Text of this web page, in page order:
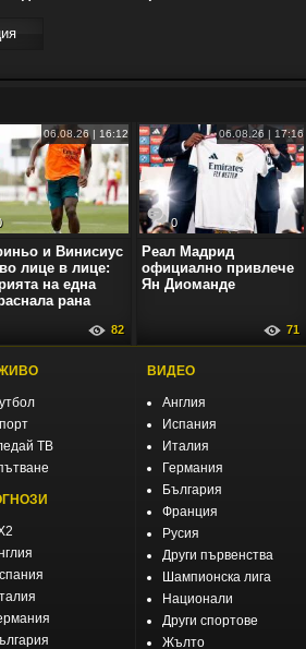
06.08.26 | 16:12
и Винисиус
лице в лице:
на една
рана
82
0
06.08.26 | 17:16
Реал Мадрид
официално привлече
Ян Диоманде
71
ТВ
ВИДЕО
Англия
Испания
Италия
Германия
България
Франция
Русия
Други първенства
Шампионска лига
Национали
Други спортове
Жълто